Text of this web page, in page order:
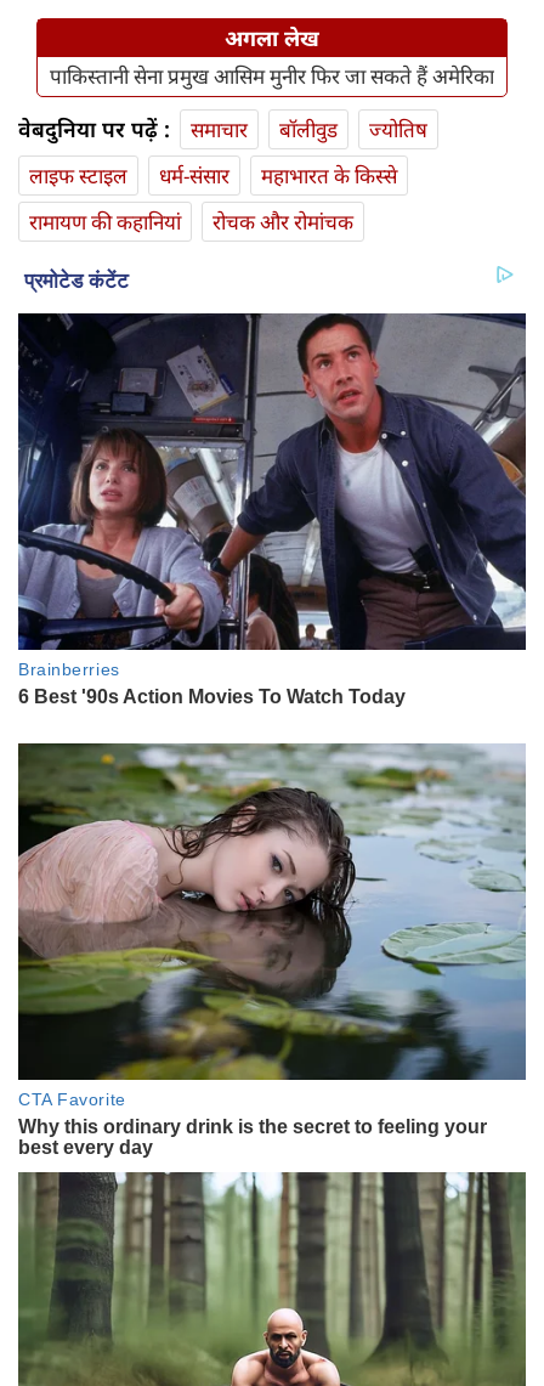
अगला लेख
पाकिस्तानी सेना प्रमुख आसिम मुनीर फिर जा सकते हैं अमेरिका
वेबदुनिया पर पढ़ें : समाचार बॉलीवुड
ज्योतिष
लाइफ स्‍टाइल
धर्म-संसार
महाभारत के किस्से
रामायण की कहानियां
रोचक और रोमांचक